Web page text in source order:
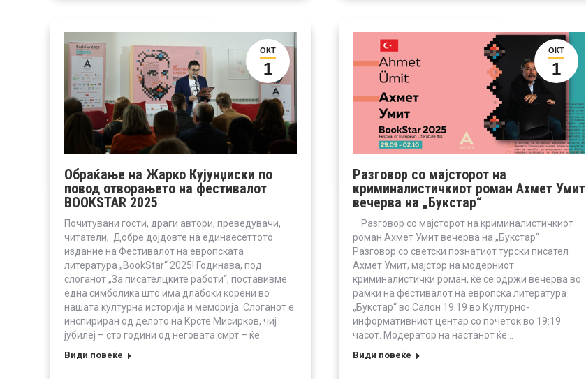
ОКТ
1
Обраќање на Жарко Кујунџиски по
повод отворањето на фестивалот
BOOKSTAR 2025
Почитувани гости, драги автори, преведувачи,
читатели, Добре дојдовте на единаесеттото
издание на Фестивалот на европската
литература „BookStar“ 2025! Годинава, под
слоганот „За писателцките работи“, поставивме
една симболика што има длабоки корени во
нашата културна историја и меморија. Слоганот е
инспириран од делото на Крсте Мисирков, чиј
јубилеј – сто години од неговата смрт – ќе…
Види повеќе
ОКТ
1
Разговор со мајсторот на
криминалистичкиот роман Ахмет Умит
вечерва на „Букстар“
Разговор со мајсторот на криминалистичкиот
роман Ахмет Умит вечерва на „Букстар“
Разговор со светски познатиот турски писател
Ахмет Умит, мајстор на модерниот
криминалистички роман, ќе се одржи вечерва во
рамки на фестивалот на европска литература
„Букстар“ во Салон 19.19 во Културно-
информативниот центар со почеток во 19:19
часот. Модератор на настанот ќе…
Види повеќе